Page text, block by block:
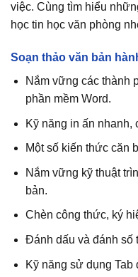
việc. Cùng tìm hiểu
học tin học văn phòng
Soạn thảo văn bản
Nắm vững các thành
phần mềm Word.
Kỹ năng in ấn nhanh,
Một số kiến thức căn
Nắm vững kỹ thuật
bản.
Chèn công thức, ký
Đánh dấu và đánh số
Kỹ năng sử dụng Tab